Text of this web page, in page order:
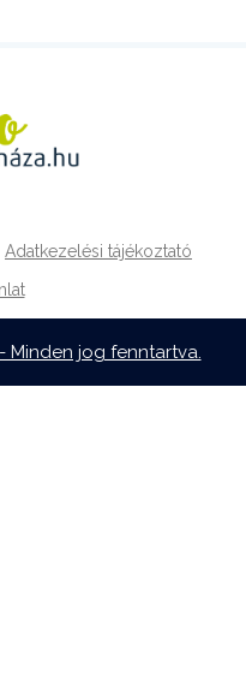
Adatkezelési tájékoztató
Minden jog fenntartva.